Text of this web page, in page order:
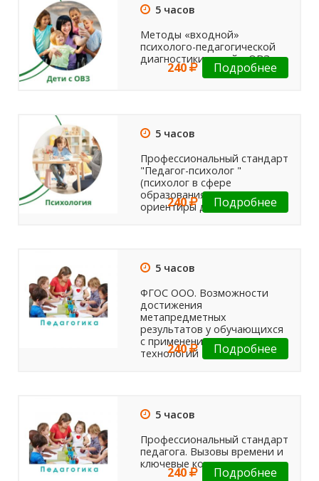
5 часов
Методы «входной»
психолого-педагогической
диагностики детей с ОВЗ
240 Подробнее
5 часов
Профессиональный стандарт
"Педагог-психолог "
(психолог в сфере
образования). Новые
ориентиры деятельности.
240 Подробнее
5 часов
ФГОС ООО. Возможности
достижения
метапредметных
результатов у обучающихся
с применением коуч-
технологий
240 Подробнее
5 часов
Профессиональный стандарт
педагога. Вызовы времени и
ключевые компетенции.
240 Подробнее